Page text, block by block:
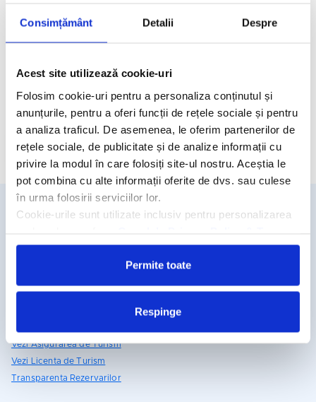
Consimțământ Detalii Despre
Acest site utilizează cookie-uri
Folosim cookie-uri pentru a personaliza conținutul și
anunțurile, pentru a oferi funcții de rețele sociale și pentru
a analiza traficul. De asemenea, le oferim partenerilor de
rețele sociale, de publicitate și de analize informații cu
privire la modul în care folosiți site-ul nostru. Aceștia le
pot combina cu alte informații oferite de dvs. sau culese
în urma folosirii serviciilor lor.
Cookie-urile sunt utilizate inclusiv pentru personalizarea
Permite toate
Respinge
Facilitati hotel
Camere hotel
Cere oferta personalizata
rezervari@travelmatters.ro
travelmatters.ro
Licente TravelMatters
Vezi Asigurarea de Turism
Vezi Licenta de Turism
Transparenta Rezervarilor